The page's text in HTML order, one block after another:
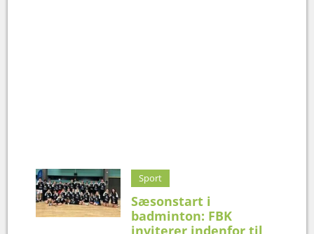
Sport
Sæsonstart i
badminton: FBK
inviterer indenfor til